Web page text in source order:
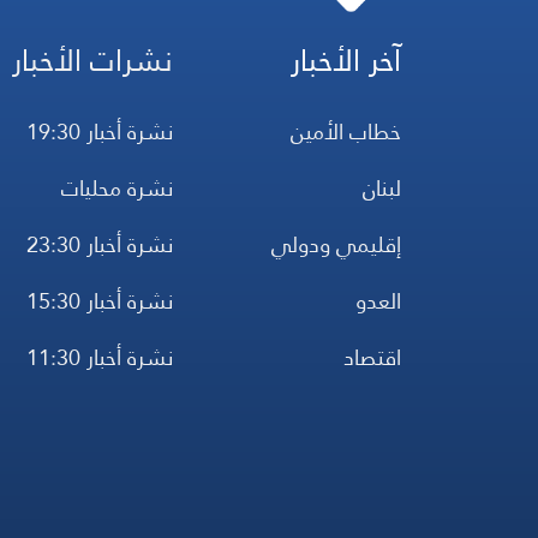
آخر الأخبار
خطاب الأمين
لبنان
إقليمي ودولي
العدو
اقتصاد
نشرات الأخبار
نشرة أخبار 19:30
نشرة محليات
نشرة أخبار 23:30
نشرة أخبار 15:30
نشرة أخبار 11:30